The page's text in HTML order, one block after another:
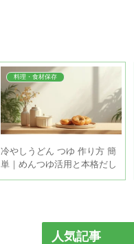
料理・食材保存
冷やしうどん つゆ 作り方 簡
単｜めんつゆ活用と本格だし
を5分で
人気記事